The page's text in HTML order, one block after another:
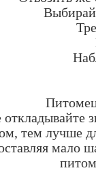
откладывайте
тем лучше
мало